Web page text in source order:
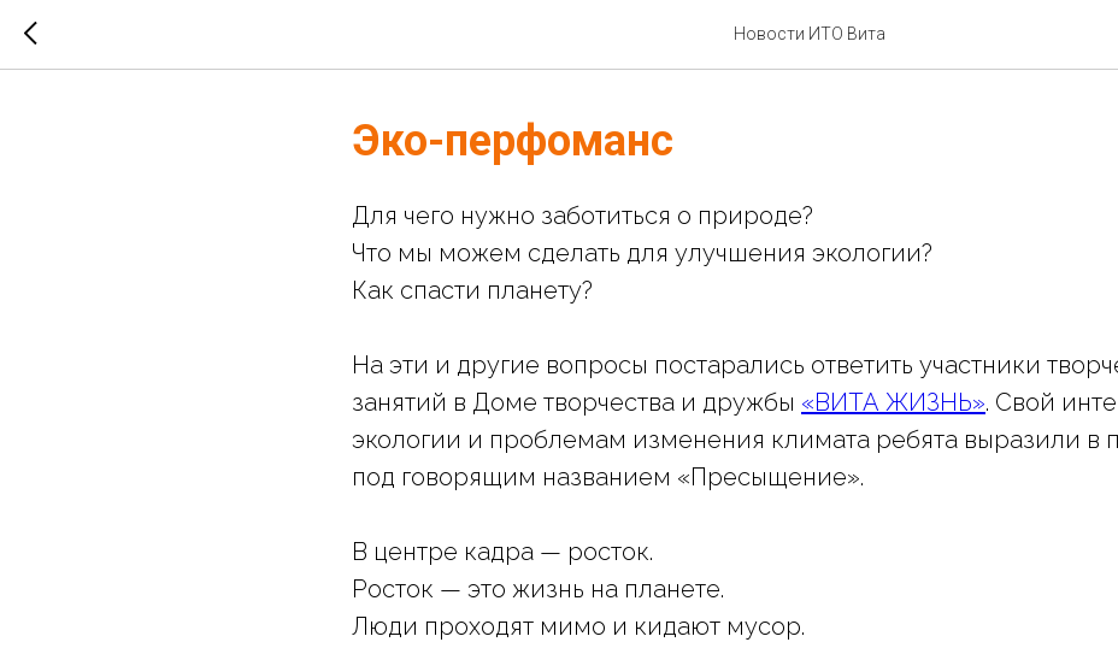
Новости ИТО Вита
Эко-перфоманс
Для чего нужно заботиться о природе?
Что мы можем сделать для улучшения экологии?
Как спасти планету?
На эти и другие вопросы постарались ответить участники
занятий в Доме творчества и дружбы «ВИТА ЖИЗНЬ». Свой
экологии и проблемам изменения климата ребята выразили в
под говорящим названием «Пресыщение».
В центре кадра — росток.
Росток — это жизнь на планете.
Люди проходят мимо и кидают мусор.